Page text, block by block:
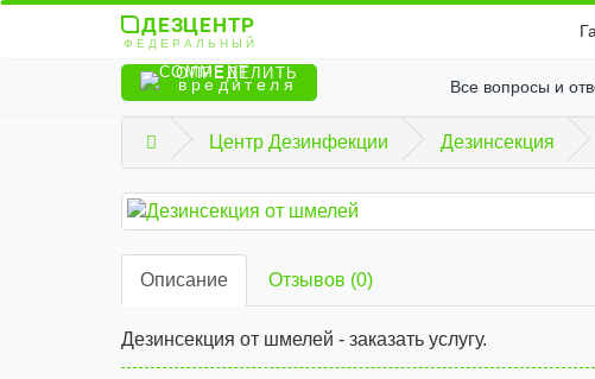
ДЕЗЦЕНТР
ФЕДЕРАЛЬНЫЙ
ОПРЕДЕЛИТЬ
вредителя Все вопросы и
Центр Дезинфекции Дезинсекция
Описание Отзывов (0)
Дезинсекция от шмелей - заказать услугу.